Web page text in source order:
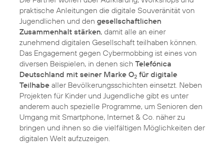
praktische Anleitungen die digitale Souveränität von
Jugendlichen und den gesellschaftlichen
Zusammenhalt stärken, damit alle an einer
zunehmend digitalen Gesellschaft teilhaben können.
Das Engagement gegen Cybermobbing ist eines von
diversen Beispielen, in denen sich Telefónica
Deutschland mit seiner Marke O2 für digitale
Teilhabe aller Bevölkerungsschichten einsetzt. Neben
Projekten für Kinder und Jugendliche gibt es unter
anderem auch spezielle Programme, um Senioren den
Umgang mit Smartphone, Internet & Co. näher zu
bringen und ihnen so die vielfältigen Möglichkeiten der
digitalen Welt aufzuzeigen.